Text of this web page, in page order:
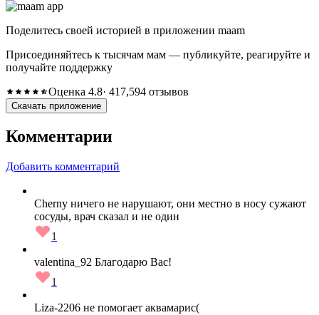
Поделитесь своей историей в приложении maam
Присоединяйтесь к тысячам мам — публикуйте, реагируйте и
получайте поддержку
Оценка 4.8· 417,594 отзывов
Скачать приложение
Комментарии
Добавить комментарий
Cherny ничего не нарушают, они местно в носу сужают
сосуды, врач сказал и не один
1
valentina_92 Благодарю Вас!
1
Liza-2206 не помогает аквамарис(